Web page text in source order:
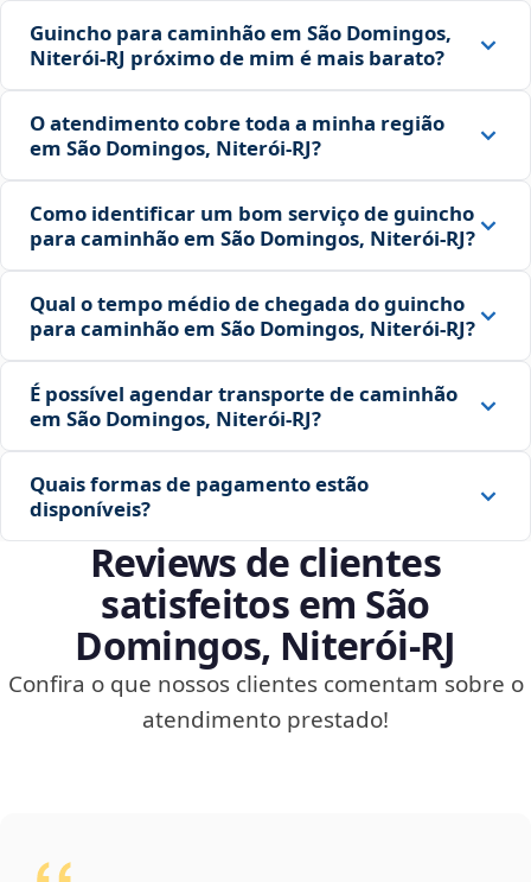
Guincho para caminhão em São Domingos,
Niterói‑RJ próximo de mim é mais barato?
O atendimento cobre toda a minha região
em São Domingos, Niterói‑RJ?
Como identificar um bom serviço de guincho
para caminhão em São Domingos, Niterói‑RJ?
Qual o tempo médio de chegada do guincho
para caminhão em São Domingos, Niterói‑RJ?
É possível agendar transporte de caminhão
em São Domingos, Niterói‑RJ?
Quais formas de pagamento estão
disponíveis?
Reviews de clientes
satisfeitos em São
Domingos, Niterói‑RJ
Confira o que nossos clientes comentam sobre o
atendimento prestado!